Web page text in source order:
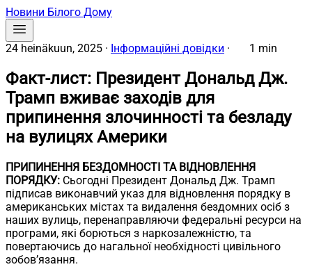
Новини Білого Дому
24 heinäkuun, 2025 · Інформаційні довідки · 1 min
Факт-лист: Президент Дональд Дж.
Трамп вживає заходів для
припинення злочинності та безладу
на вулицях Америки
ПРИПИНЕННЯ БЕЗДОМНОСТІ ТА ВІДНОВЛЕННЯ
ПОРЯДКУ: Сьогодні Президент Дональд Дж. Трамп
підписав виконавчий указ для відновлення порядку в
американських містах та видалення бездомних осіб з
наших вулиць, перенаправляючи федеральні ресурси на
програми, які борються з наркозалежністю, та
повертаючись до нагальної необхідності цивільного
зобов’язання.